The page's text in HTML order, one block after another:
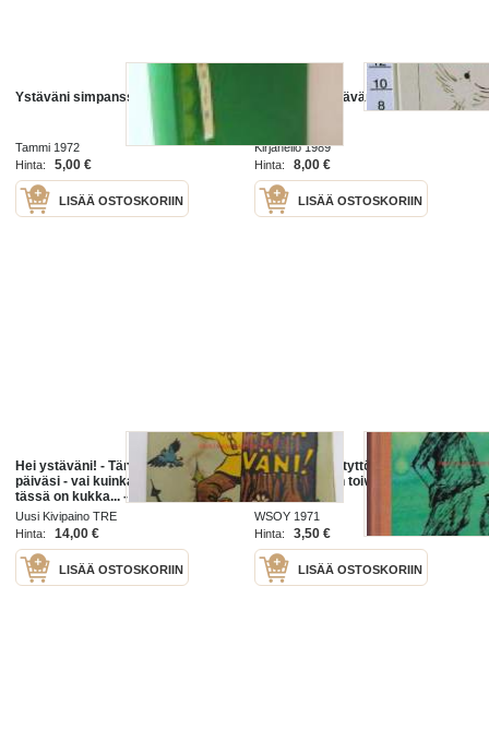
Ystäväni simpanssit
Tammi 1972
Hinta:
5,00 €
LISÄÄ OSTOSKORIIN
Siivekkäät ystäväni
Kirjaneliö 1989
Hinta:
8,00 €
LISÄÄ OSTOSKORIIN
Hei ystäväni! - Tänään on sinun
päiväsi - vai kuinka? - Katsos,
tässä on kukka... - Tässä
useampia... - Kaikki metsän
kukkaset minä annan sinulle
Uusi Kivipaino TRE
Hinta:
14,00 €
LISÄÄ OSTOSKORIIN
Ystäväni noitatyttö, 1971. 1.
painos. Lasten toivekirjasto
WSOY 1971
Hinta:
3,50 €
LISÄÄ OSTOSKORIIN